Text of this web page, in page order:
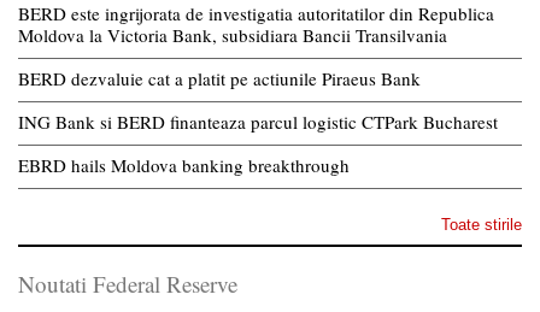
BERD este ingrijorata de investigatia autoritatilor din Republica
Moldova la Victoria Bank, subsidiara Bancii Transilvania
BERD dezvaluie cat a platit pe actiunile Piraeus Bank
ING Bank si BERD finanteaza parcul logistic CTPark Bucharest
EBRD hails Moldova banking breakthrough
Toate stirile
Noutati Federal Reserve